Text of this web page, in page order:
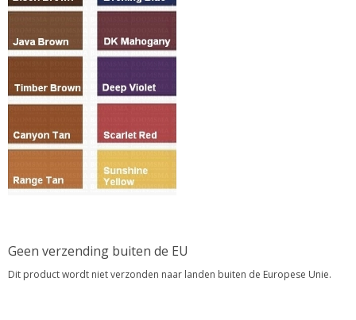
Geen verzending buiten de EU
Dit product wordt niet verzonden naar landen buiten de Europese Unie.